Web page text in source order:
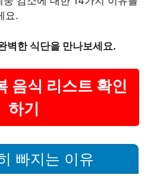
요.
벽한 식단을 만나보세요.
음식 리스트 확인
하기
빠지는 이유